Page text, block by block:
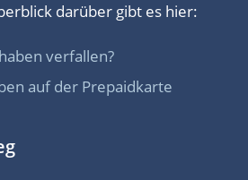
darüber gibt es hier:
verfallen?
auf der Prepaidkarte